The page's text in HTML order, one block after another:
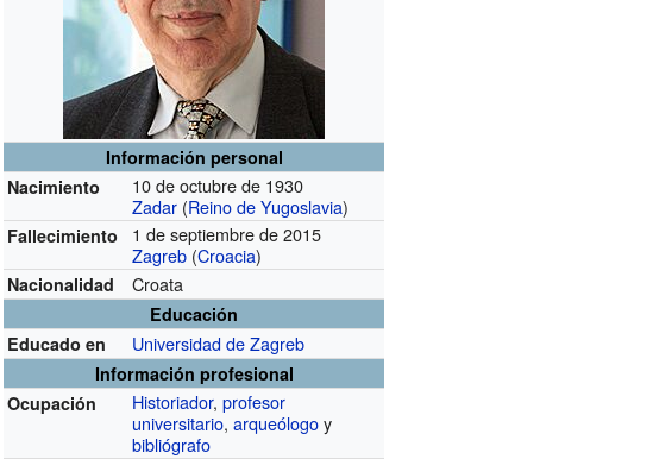
Información personal
Nacimiento
10 de octubre de 1930
Zadar (Reino de Yugoslavia)
Fallecimiento
1 de septiembre de 2015
Zagreb (Croacia)
Nacionalidad Croata
Educación
Educado en
Universidad de Zagreb
Información profesional
Ocupación
Historiador,profesor
universitario,arqueólogoy
bibliógrafo